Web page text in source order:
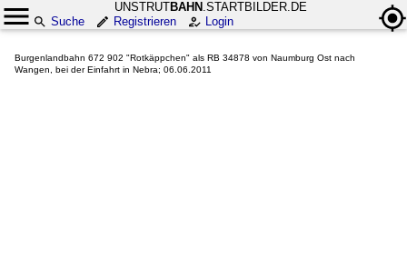
UNSTRUTBAHN .STARTBILDER.DE
Suche
Registrieren Login
Burgenlandbahn 672 902 "Rotkäppchen" als RB 34878 von Naumburg Ost nach
Wangen, bei der Einfahrt in Nebra; 06.06.2011